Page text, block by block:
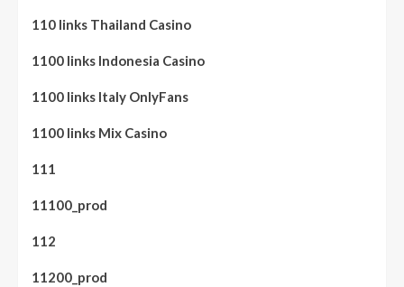
110 links Thailand Casino
1100 links Indonesia Casino
1100 links Italy OnlyFans
1100 links Mix Casino
111
11100_prod
112
11200_prod